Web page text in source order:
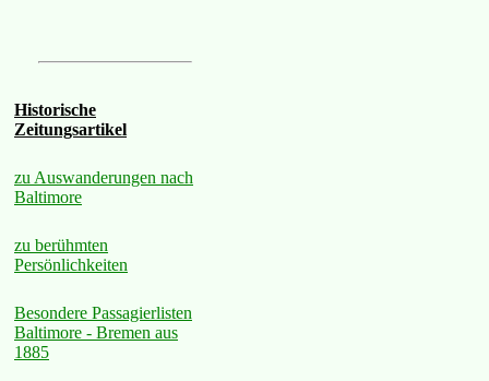
Historische
Zeitungsartikel
zu Auswanderungen nach
Baltimore
zu berühmten
Persönlichkeiten
Besondere Passagierlisten
Baltimore - Bremen aus
1885